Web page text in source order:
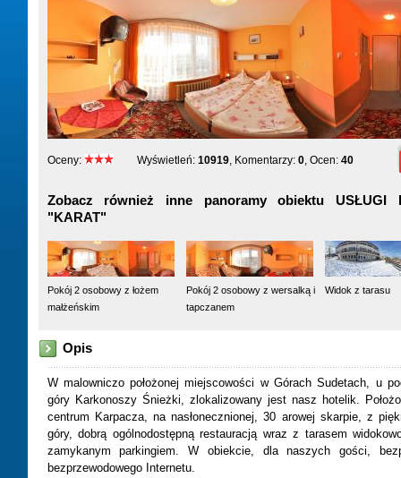
Oceny: Wyświetleń: 10919, Komentarzy: 0, Ocen: 40
Zobacz również inne panoramy obiektu USŁUGI
"KARAT"
Pokój 2 osobowy z łożem
małżeńskim
Pokój 2 osobowy z wersalką i
tapczanem
Widok z tarasu
Opis
W malowniczo położonej miejscowości w Górach Sudetach, u
góry Karkonoszy Śnieżki, zlokalizowany jest nasz hotelik.
centrum Karpacza, na nasłonecznionej, 30 arowej skarpie, z
góry, dobrą ogólnodostępną restauracją wraz z tarasem
zamykanym parkingiem. W obiekcie, dla naszych gości,
bezprzewodowego Internetu.